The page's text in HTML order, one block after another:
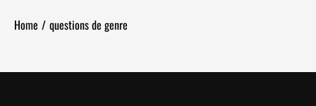
Home questions de genre